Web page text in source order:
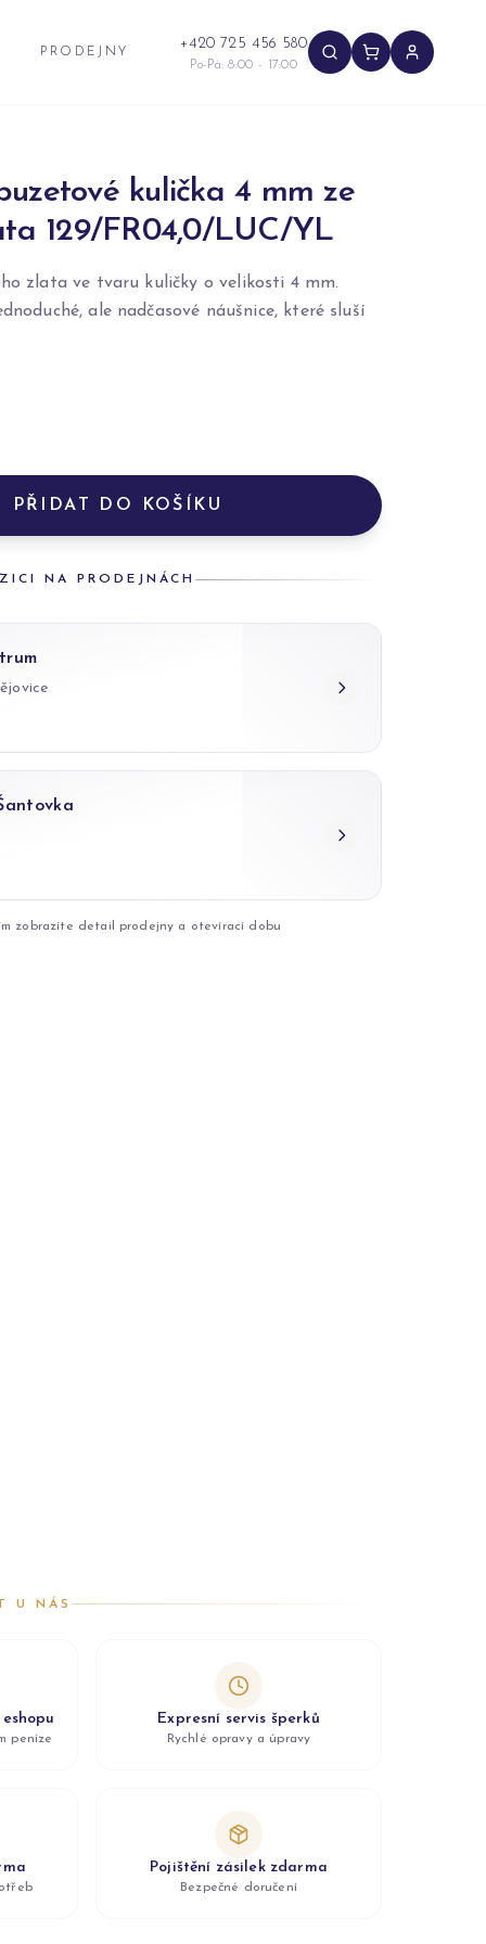
PRODEJNY +420 725 456 580
Po-Pá: 8:00 - 17:00
kulička 4 mm ze
129/FR04,0/LUC/YL
zlata ve tvaru kuličky o velikosti 4 mm.
ale nadčasové náušnice, které sluší
PŘIDAT DO KOŠÍKU
NA PRODEJNÁCH
zobrazíte detail prodejny a otevírací dobu
U NÁS
peníze
Expresní servis šperků
Rychlé opravy a úpravy
Pojištění zásilek zdarma
Bezpečné doručení